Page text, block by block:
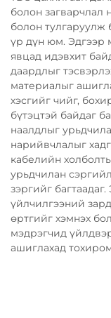
болон загварчлал
болон тулгаруулж
үр дүн юм. Эдгээр
явцад идэвхит
даардлыг
материалыг
хэсгийг чийг,
бүтэцтэй байдаг
наалдлыг
нарийвчлалыг
кабелийн
урьдчилан
зэргийг
үйлчилгээний
өртгийг хэмнэх
мэдрэгчид
ашиглахад